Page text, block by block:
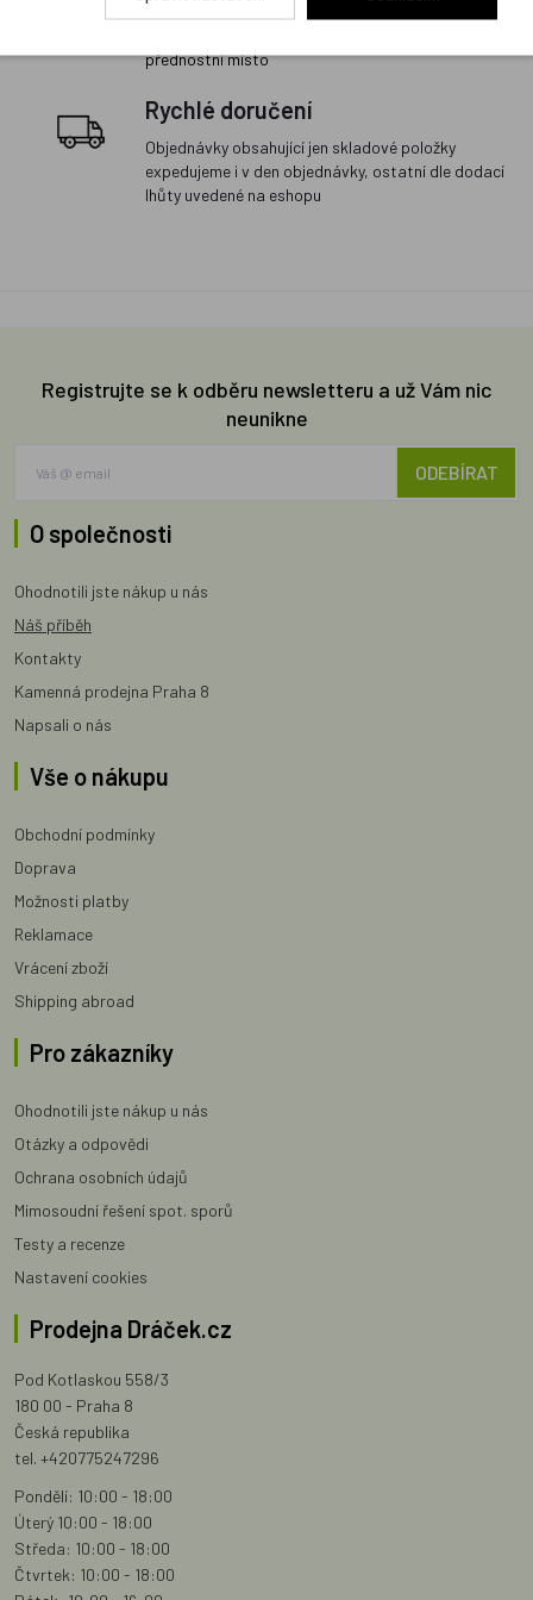
přednostní místo
Rychlé doručení
Objednávky obsahující jen skladové položky
expedujeme i v den objednávky, ostatní dle dodací
lhůty uvedené na eshopu
Registrujte se k odběru newsletteru a už Vám nic
neunikne
ODEBÍRAT
O společnosti
Ohodnotili jste nákup u nás
Náš příběh
Kontakty
Kamenná prodejna Praha 8
Napsali o nás
Vše o nákupu
Obchodní podmínky
Doprava
Možnosti platby
Reklamace
Vrácení zboží
Shipping abroad
Pro zákazníky
Ohodnotili jste nákup u nás
Otázky a odpovědi
Ochrana osobních údajů
Mimosoudní řešení spot. sporů
Testy a recenze
Nastavení cookies
Prodejna Dráček.cz
Pod Kotlaskou 558/3
180 00 - Praha 8
Česká republika
tel. +420775247296
Pondělí: 10:00 - 18:00
Úterý 10:00 - 18:00
Středa: 10:00 - 18:00
Čtvrtek: 10:00 - 18:00